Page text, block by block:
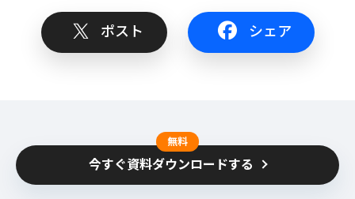
ポスト シェア
無料
今すぐ資料ダウンロードする